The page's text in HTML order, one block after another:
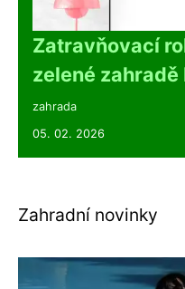
Zatravňovací
zelené zahradě
zahrada
05. 02. 2026
Zahradní novinky